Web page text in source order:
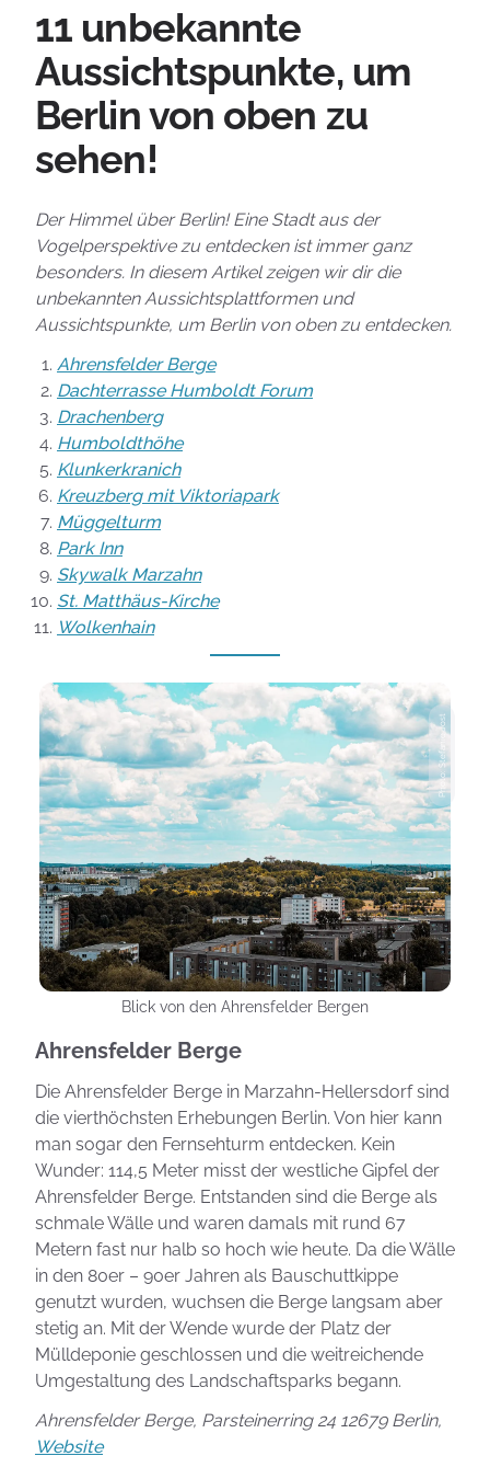
11 unbekannte
Aussichtspunkte, um
Berlin von oben zu
sehen!
Der Himmel über Berlin! Eine Stadt aus der
Vogelperspektive zu entdecken ist immer ganz
besonders. In diesem Artikel zeigen wir dir die
unbekannten Aussichtsplattformen und
Aussichtspunkte, um Berlin von oben zu entdecken.
Ahrensfelder Berge
Dachterrasse Humboldt Forum
Drachenberg
Humboldthöhe
Klunkerkranich
Kreuzberg mit Viktoriapark
Müggelturm
Park Inn
Skywalk Marzahn
St. Matthäus-Kirche
Wolkenhain
Photo: Stefanie Jost
Blick von den Ahrensfelder Bergen
Ahrensfelder Berge
Die Ahrensfelder Berge in Marzahn-Hellersdorf sind
die vierthöchsten Erhebungen Berlin. Von hier kann
man sogar den Fernsehturm entdecken. Kein
Wunder: 114,5 Meter misst der westliche Gipfel der
Ahrensfelder Berge. Entstanden sind die Berge als
schmale Wälle und waren damals mit rund 67
Metern fast nur halb so hoch wie heute. Da die Wälle
in den 80er – 90er Jahren als Bauschuttkippe
genutzt wurden, wuchsen die Berge langsam aber
stetig an. Mit der Wende wurde der Platz der
Mülldeponie geschlossen und die weitreichende
Umgestaltung des Landschaftsparks begann.
Ahrensfelder Berge, Parsteinerring 24 12679 Berlin,
Website